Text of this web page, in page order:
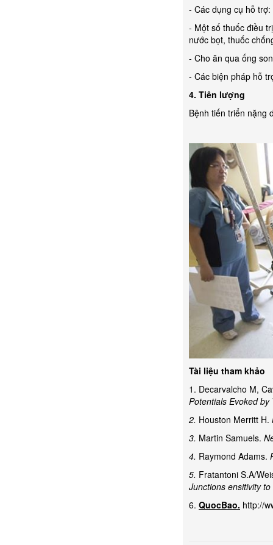
- Các dụng cụ hỗ
- Một số thuốc điều
nước bọt, thuốc
- Cho ăn qua ống
- Các biện pháp hỗ
4. Tiên lượng
Bệnh tiến triển nặng
Tài liệu tham khảo
1. Decarvalcho M,
Potentials Evoked
2. Houston Merritt H.
3. Martin Samuels.
4. Raymond Adams.
5. Fratantoni S.A/
Junctions ensitivity
6. QuocBao. http://